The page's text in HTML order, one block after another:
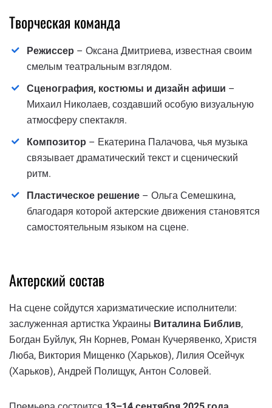
Творческая команда
Режиссер – Оксана Дмитриева, известная своим
смелым театральным взглядом.
Сценография, костюмы и дизайн афиши –
Михаил Николаев, создавший особую визуальную
атмосферу спектакля.
Композитор – Екатерина Палачова, чья музыка
связывает драматический текст и сценический
ритм.
Пластическое решение – Ольга Семешкина,
благодаря которой актерские движения становятся
самостоятельным языком на сцене.
Актерский состав
На сцене сойдутся харизматические исполнители:
заслуженная артистка Украины Виталина Библив,
Богдан Буйлук, Ян Корнев, Роман Кучерявенко, Христя
Люба, Виктория Мищенко (Харьков), Лилия Осейчук
(Харьков), Андрей Полищук, Антон Соловей.